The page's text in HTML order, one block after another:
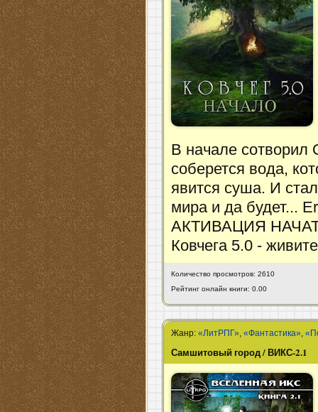
В начале
соберется вода,
явится суша. И
мира и да будет...
АКТИВАЦИЯ
Ковчега 5.0 -
Количество просмотров: 2610
Рейтинг онлайн книги: 0.00
Жанр:«ЛитРПГ»,«Фантастика»,
Самшитовый город / ВИКС-2.1